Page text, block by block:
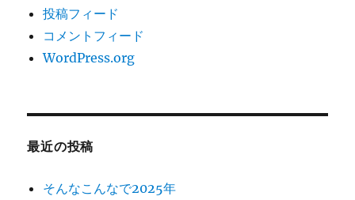
投稿フィード
コメントフィード
WordPress.org
最近の投稿
そんなこんなで2025年